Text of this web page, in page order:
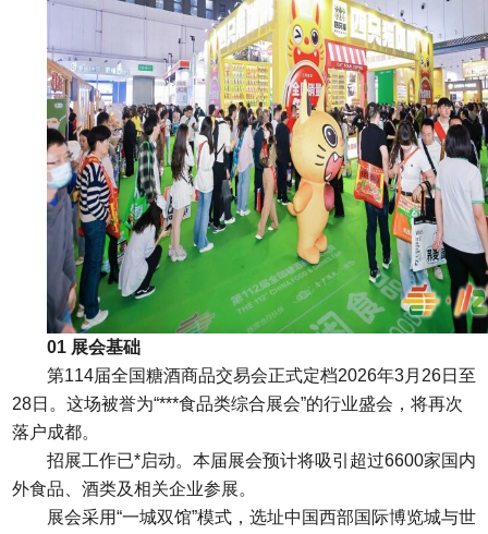
01 展会基础
第114届全国糖酒商品交易会正式定档2026年3月26日至
28日。这场被誉为“***食品类综合展会”的行业盛会，将再次
落户成都。
招展工作已*启动。本届展会预计将吸引超过6600家国内
外食品、酒类及相关企业参展。
展会采用“一城双馆”模式，选址中国西部国际博览城与世